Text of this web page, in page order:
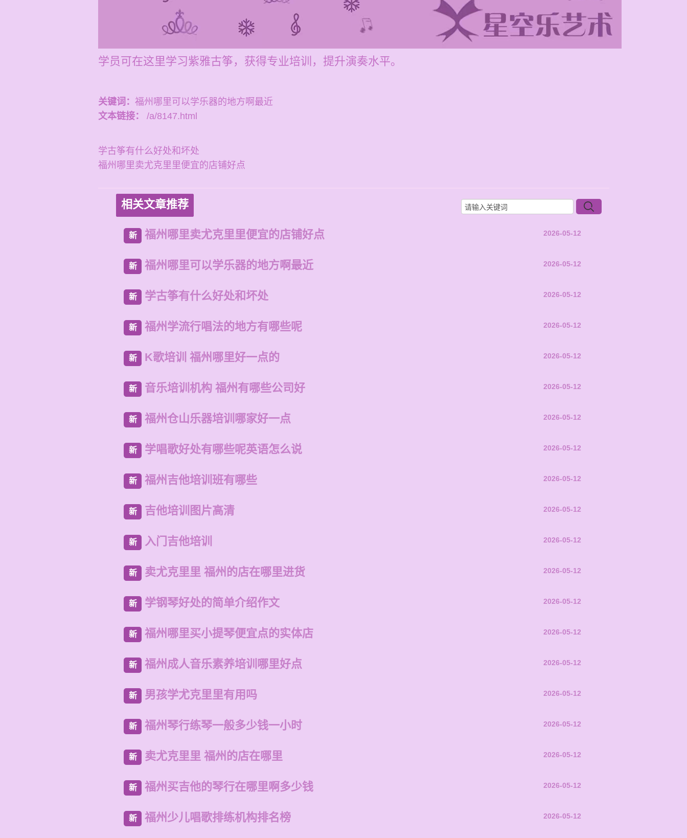
学员可在这里学习紫雅古筝，获得专业培训，提升演奏水平。
关键词： 福州哪里可以学乐器的地方啊最近
文本链接：
/a/8147.html
学古筝有什么好处和坏处
福州哪里卖尤克里里便宜的店铺好点
相关文章推荐
新 福州哪里卖尤克里里便宜的店铺好点 2026-05-12
新 福州哪里可以学乐器的地方啊最近 2026-05-12
新 学古筝有什么好处和坏处 2026-05-12
新 福州学流行唱法的地方有哪些呢 2026-05-12
新 K歌培训 福州哪里好一点的 2026-05-12
新 音乐培训机构 福州有哪些公司好 2026-05-12
新 福州仓山乐器培训哪家好一点 2026-05-12
新 学唱歌好处有哪些呢英语怎么说 2026-05-12
新 福州吉他培训班有哪些 2026-05-12
新 吉他培训图片高清 2026-05-12
新 入门吉他培训 2026-05-12
新 卖尤克里里 福州的店在哪里进货 2026-05-12
新 学钢琴好处的简单介绍作文 2026-05-12
新 福州哪里买小提琴便宜点的实体店 2026-05-12
新 福州成人音乐素养培训哪里好点 2026-05-12
新 男孩学尤克里里有用吗 2026-05-12
新 福州琴行练琴一般多少钱一小时 2026-05-12
新 卖尤克里里 福州的店在哪里 2026-05-12
新 福州买吉他的琴行在哪里啊多少钱 2026-05-12
新 福州少儿唱歌排练机构排名榜 2026-05-12